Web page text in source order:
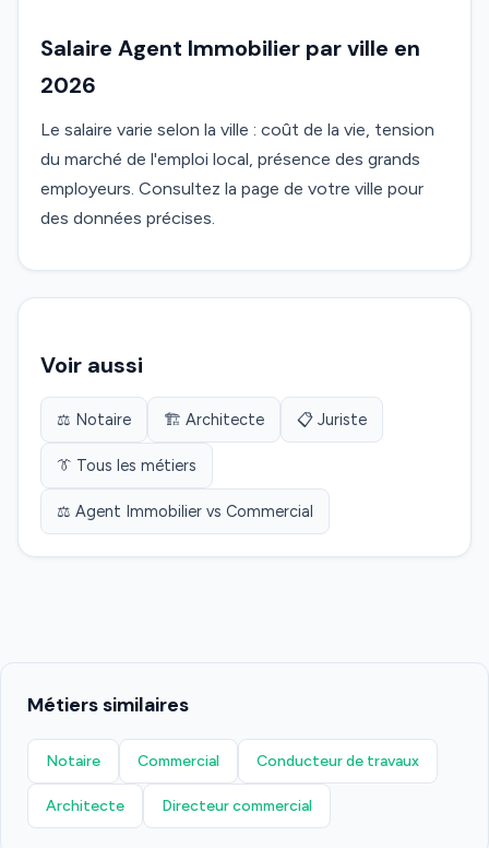
Salaire Agent Immobilier par ville en
2026
Le salaire varie selon la ville : coût de la vie, tension
du marché de l'emploi local, présence des grands
employeurs. Consultez la page de votre ville pour
des données précises.
Voir aussi
⚖️ Notaire 🏗️ Architecte 📋 Juriste
👔 Tous les métiers
⚖️ Agent Immobilier vs Commercial
Métiers similaires
Notaire Commercial Conducteur de travaux
Architecte Directeur commercial